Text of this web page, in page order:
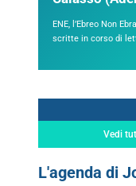
ENE, l’Ebreo Non
scritte in corso di
Vedi
L'agenda di